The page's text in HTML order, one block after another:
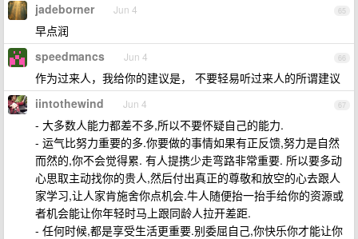
65
jadeborner Jun 4
早点润
66
speedmancs Jun 4
作为过来人，我给你的建议是， 不要轻易听过来人的所谓建议
67
iintothewind Jun 4
- 大多数人能力都差不多,所以不要怀疑自己的能力.
- 运气比努力重要的多.你要做的事情如果有正反馈,努力是自然
而然的,你不会觉得累. 有人提携少走弯路非常重要. 所以要多动
心思取主动找你的贵人,然后付出真正的尊敬和放空的心去跟人
家学习,让人家肯施舍你点机会.牛人随便抬一抬手给你的资源或
者机会能让你年轻时马上跟同龄人拉开差距.
- 任何时候,都是享受生活更重要.别委屈自己,你快乐你才能让你